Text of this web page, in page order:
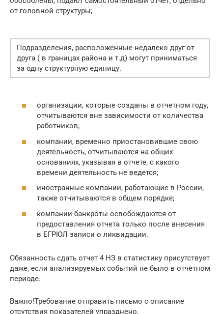
от головной структуры;
Подразделения, расположенные недалеко друг от
друга ( в границах района и т.д) могут приниматься
за одну структурную единицу.
организации, которые созданы в отчетном году,
отчитываются вне зависимости от количества
работников;
компании, временно приостановившие свою
деятельность, отчитываются на общих
основаниях, указывая в отчете, с какого
времени деятельность не ведется;
иностранные компании, работающие в России,
также отчитываются в общем порядке;
компании-банкроты освобождаются от
предоставления отчета только после внесения
в ЕГРЮЛ записи о ликвидации.
Обязанность сдать отчет 4 НЗ в статистику присутствует
даже, если анализируемых событий не было в отчетном
периоде.
Важно!Требование отправить письмо с описание
отсутствия показателей упразднено.